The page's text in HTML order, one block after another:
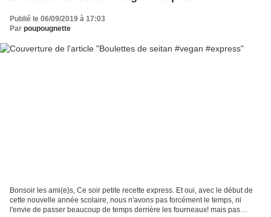
Publié le 06/09/2019 à 17:03
Par poupougnette
Bonsoir les ami(e)s, Ce soir petite recette express. Et oui, avec le début de
cette nouvelle année scolaire, nous n'avons pas forcément le temps, ni
l'envie de passer beaucoup de temps derrière les fourneaux! mais pas